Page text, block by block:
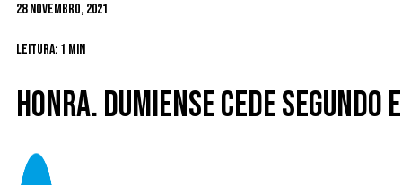
28 Novembro, 2021
Leitura: 1 min
Honra. Dumiense cede